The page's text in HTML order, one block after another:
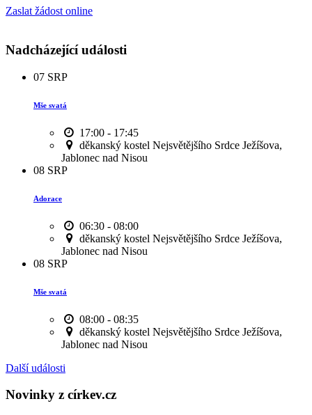
Zaslat žádost online
Nadcházející události
07 SRP
Mše svatá
17:00 - 17:45
děkanský kostel Nejsvětějšího Srdce Ježíšova,
Jablonec nad Nisou
08 SRP
Adorace
06:30 - 08:00
děkanský kostel Nejsvětějšího Srdce Ježíšova,
Jablonec nad Nisou
08 SRP
Mše svatá
08:00 - 08:35
děkanský kostel Nejsvětějšího Srdce Ježíšova,
Jablonec nad Nisou
Další události
Novinky z církev.cz